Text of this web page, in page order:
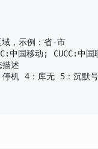
，示例：省-市
述
机 4：库无 5：沉默